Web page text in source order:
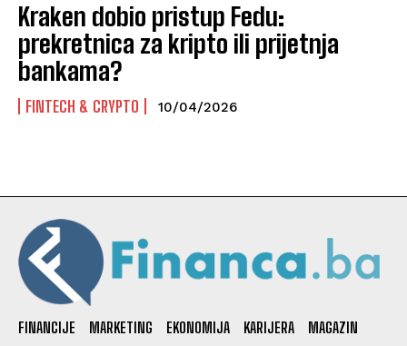
Kraken dobio pristup Fedu:
prekretnica za kripto ili prijetnja
bankama?
FINTECH & CRYPTO 10/04/2026
FINANCIJE MARKETING EKONOMIJA KARIJERA
MAGAZIN